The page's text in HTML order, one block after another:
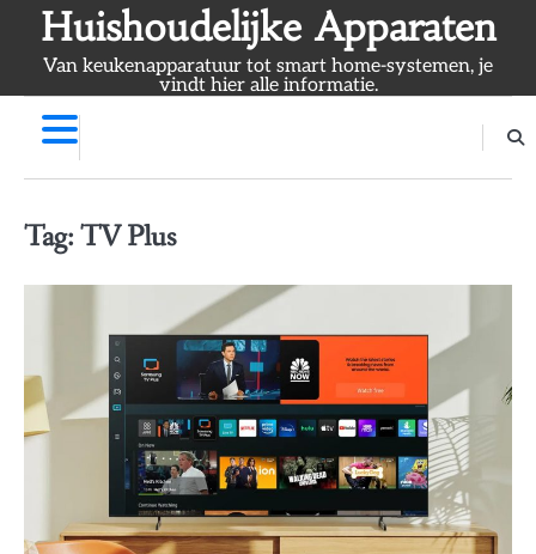
content
Huishoudelijke Apparaten
Van keukenapparatuur tot smart home-systemen, je
vindt hier alle informatie.
Tag:TV Plus